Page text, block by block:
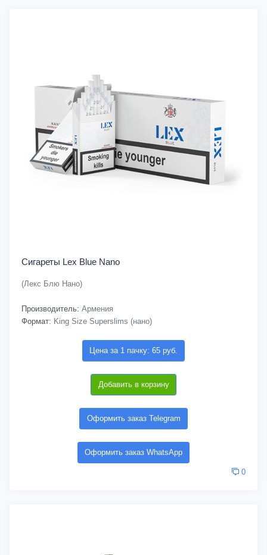
Сигареты Lex Blue Nano
(Лекс Блю Нано)
Производитель: Армения
Формат: King Size Superslims (нано)
Цена за 1 пачку: 65 руб.
Добавить в корзину
Оформить заказ Telegram
Оформить заказ WhatsApp
0